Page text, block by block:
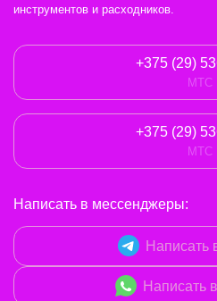
инструментов и расходников.
+375 (29)
МТС
+375 (29)
МТС
Написать в мессенджеры:
Написать
Написать